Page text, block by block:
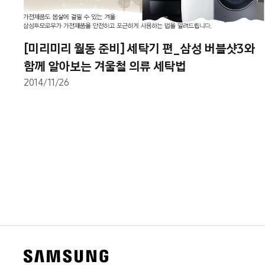
[미리미리 월동 준비] 세탁기 편_삼성 버블샷3와
함께 알아보는 겨울철 의류 세탁법
2014/11/26